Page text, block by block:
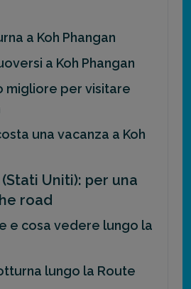
a Koh Phangan
a Koh Phangan
migliore per visitare
una vacanza a Koh
Uniti): per una
road
e cosa vedere lungo la
lungo la Route